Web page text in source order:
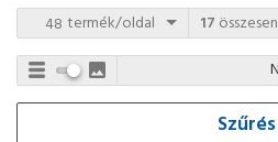
termék/oldal 17 összesen
Szűrés